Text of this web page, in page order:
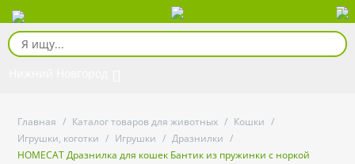
Главная / Каталог товаров для животных / Кошки /
Игрушки, коготки / Игрушки / Дразнилки /
HOMECAT Дразнилка для кошек Бантик из пружинки с норкой